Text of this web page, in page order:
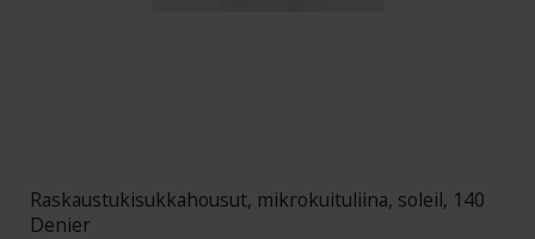
Raskaustukisukkahousut, mikrokuituliina, soleil, 140
Denier